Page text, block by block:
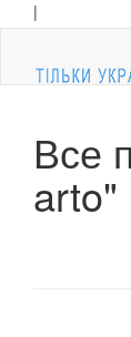
|
Все
arto"